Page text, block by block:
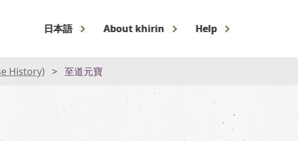
日本語 About khirin Help
History) 至道元寶